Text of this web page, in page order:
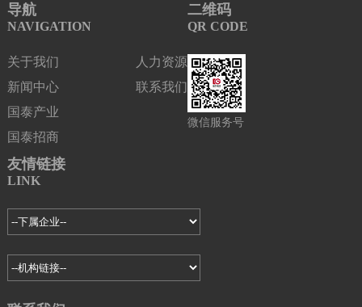
导航
NAVIGATION
关于我们
新闻中心
国泰产业
国泰招商
人力资源
联系我们
二维码
QR CODE
微信服务号
友情链接
LINK